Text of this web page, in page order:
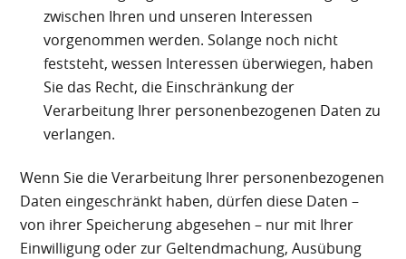
zwischen Ihren und unseren Interessen
vorgenommen werden. Solange noch nicht
feststeht, wessen Interessen überwiegen, haben
Sie das Recht, die Einschränkung der
Verarbeitung Ihrer personenbezogenen Daten zu
verlangen.
Wenn Sie die Verarbeitung Ihrer personenbezogenen
Daten eingeschränkt haben, dürfen diese Daten –
von ihrer Speicherung abgesehen – nur mit Ihrer
Einwilligung oder zur Geltendmachung, Ausübung